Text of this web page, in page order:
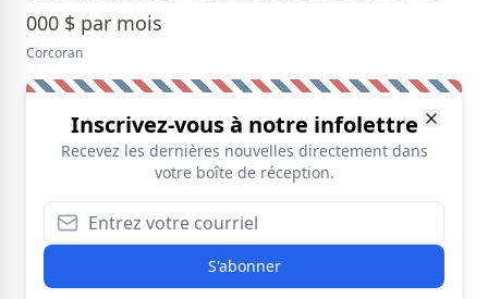
Corcoran
Inscrivez-vous à notre infolettre
Recevez les dernières nouvelles directement dans
votre boîte de réception.
S'abonner